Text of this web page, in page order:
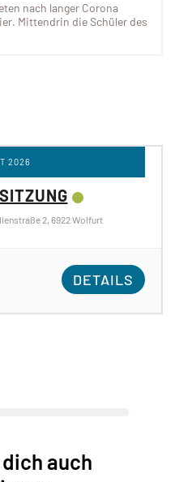
nach langer Corona
Mittendrin die Schüler des
2026
2, 6922 Wolfurt
DETAILS
auch